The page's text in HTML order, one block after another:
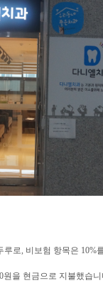
루로, 비보험 항목은 10%
원을 현금으로 지불했습